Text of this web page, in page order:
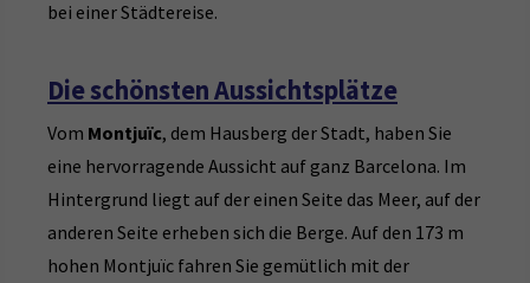
bei einer Städtereise.
Die schönsten Aussichtsplätze
Vom Montjuïc, dem Hausberg der Stadt, haben Sie
eine hervorragende Aussicht auf ganz Barcelona. Im
Hintergrund liegt auf der einen Seite das Meer, auf der
anderen Seite erheben sich die Berge. Auf den 173 m
hohen Montjuïc fahren Sie gemütlich mit der